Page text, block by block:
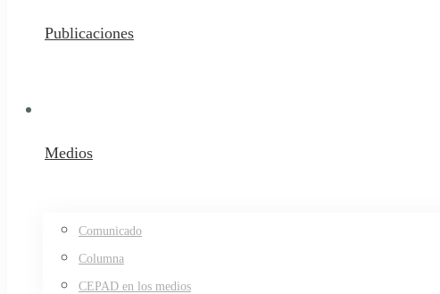
Publicaciones
Medios
Comunicado
Columna
CEPAD en los medios